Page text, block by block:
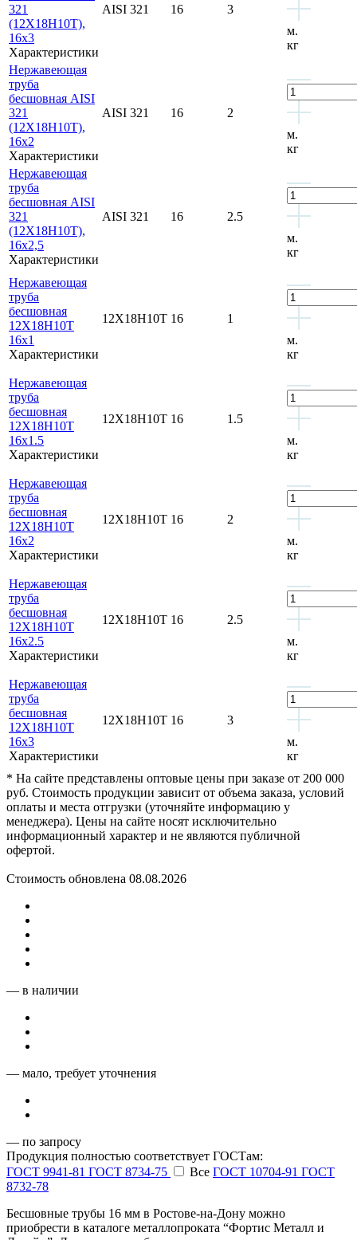
321
(12Х18Н10Т),
16х3
Характеристики
AISI 321 16
3
м.
кг
Нержавеющая
труба
бесшовная AISI
321
(12Х18Н10Т),
16х2
Характеристики
AISI 321 16
2
м.
кг
Нержавеющая
труба
бесшовная AISI
321
(12Х18Н10Т),
16х2,5
Характеристики
AISI 321 16
2.5
м.
кг
Нержавеющая
труба
бесшовная
12Х18Н10Т
16x1
Характеристики
12Х18Н10Т 16
1
м.
кг
Нержавеющая
труба
бесшовная
12Х18Н10Т
16x1.5
Характеристики
12Х18Н10Т 16
1.5
м.
кг
Нержавеющая
труба
бесшовная
12Х18Н10Т
16x2
Характеристики
12Х18Н10Т 16
2
м.
кг
Нержавеющая
труба
бесшовная
12Х18Н10Т
16x2.5
Характеристики
12Х18Н10Т 16
2.5
м.
кг
Нержавеющая
труба
бесшовная
12Х18Н10Т
16x3
Характеристики
12Х18Н10Т 16
3
м.
кг
* На сайте представлены оптовые цены при заказе от 200 000
руб. Стоимость продукции зависит от объема заказа, условий
оплаты и места отгрузки (уточняйте информацию у
менеджера). Цены на сайте носят исключительно
информационный характер и не являются публичной
офертой.
Стоимость обновлена 08.08.2026
— в наличии
— мало, требует уточнения
— по запросу
Продукция полностью соответствует ГОСТам:
ГОСТ 9941-81 ГОСТ 8734-75 Все ГОСТ 10704-91 ГОСТ
8732-78
Бесшовные трубы 16 мм в Ростове-на-Дону можно
приобрести в каталоге металлопроката “Фортис Металл и